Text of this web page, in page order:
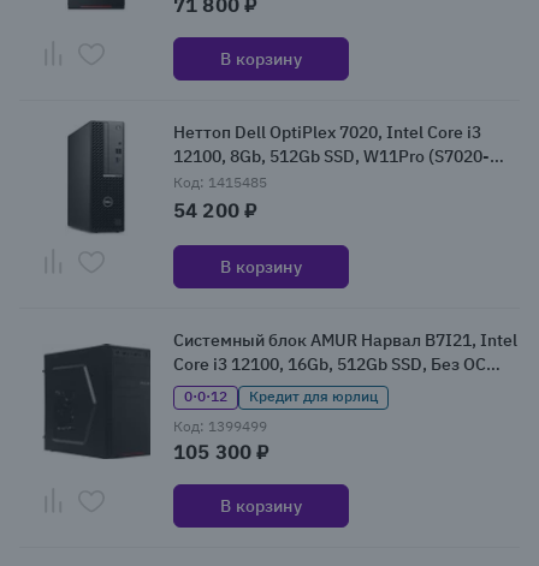
71 800 ₽
В корзину
Неттоп Dell OptiPlex 7020, Intel Core i3
12100, 8Gb, 512Gb SSD, W11Pro (S7020-
3850)
Код: 1415485
54 200 ₽
В корзину
Системный блок AMUR Нарвал B7I21, Intel
Core i3 12100, 16Gb, 512Gb SSD, Без ОС
(2147008)
0·0·12
Кредит для юрлиц
Код: 1399499
105 300 ₽
В корзину